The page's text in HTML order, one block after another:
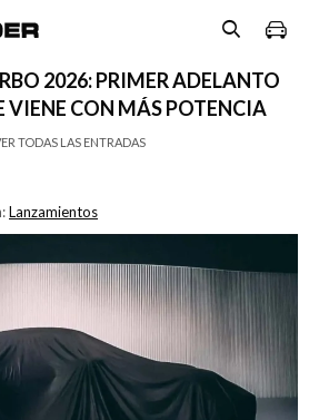
2026: PRIMER ADELANTO
VIENE CON MÁS POTENCIA
TODAS LAS ENTRADAS
Lanzamientos